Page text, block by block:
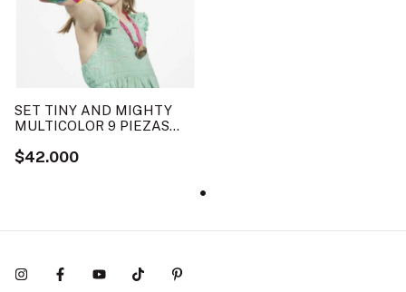
SET TINY AND MIGHTY
MULTICOLOR 9 PIEZAS
$42.000